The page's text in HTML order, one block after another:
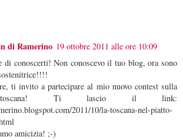
di Ramerino 19 ottobre 2011 alle ore 10:09
di conoscerti! Non conoscevo il tuo blog, ora sono
ti invito a partecipare al mio nuovo contest sulla
toscana! Ti lascio il link:
2011/10/la-toscana-nel-piatto-
amicizia! ;-)